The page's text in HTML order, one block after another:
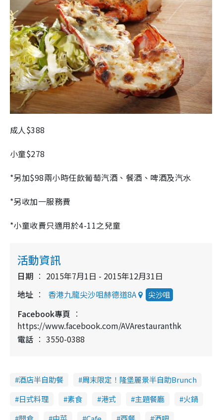
成人$388
小童$278
*另加$98兩小時任飲葡萄汽酒、餐酒、啤酒及汽水
*另收加一服務費
*小童收費只適用於4-11之兒童
活動資訊
日期
2015年7月1日 - 2015年12月31日
地址
香港九龍尖沙咀赫德道8A 尖沙咀
Facebook專頁
https://www.facebook.com/AVArestauranthk
電話
3550-0388
酒店半自助餐
周末限定！隆堡麗景半自助Brunch
日式料理
素食 港式 主題餐廳
火鍋